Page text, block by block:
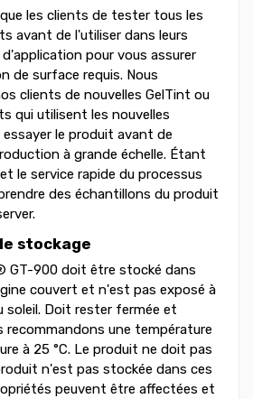
les clients de tester tous les
avant de l'utiliser dans leurs
pour vous assurer
de surface requis. Nous
clients de nouvelles GelTint ou
qui utilisent les nouvelles
le produit avant de
à grande échelle. Étant
le service rapide du processus
des échantillons du produit
stockage
GT-900 doit être stocké dans
couvert et n'est pas exposé à
soleil. Doit rester fermée et
recommandons une température
à 25 °C. Le produit ne doit pas
n'est pas stockée dans ces
peuvent être affectées et